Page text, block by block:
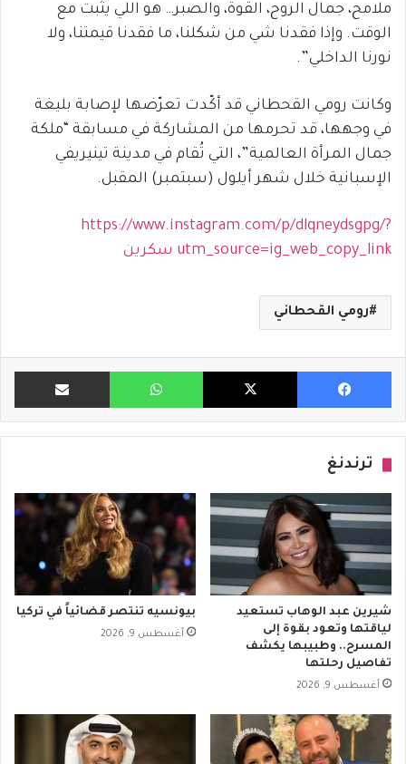
ملامح، جمال الروح، القوة، والصبر… هو اللي يثبت مع
الوقت. وإذا فقدنا شي من شكلنا، ما فقدنا قيمتنا، ولا
نورنا الداخلي”.
وكانت رومي القحطاني قد أكّدت تعرّضها لإصابة بليغة
في وجهها، قد تحرمها من المشاركة في مسابقة “ملكة
جمال المرأة العالمية”، التي تُقام في مدينة تينيريفي
الإسبانية خلال شهر أيلول (سبتمبر) المقبل.
https://www.instagram.com/p/dlqneydsgpg/?
utm_source=ig_web_copy_link سكرين
رومي القحطاني
فيسبوك X واتساب مشاركة
ترندنغ
شيرين عبد الوهاب تستعيد
لياقتها وتعود بقوة إلى
المسرح.. وطبيبها يكشف
تفاصيل رحلتها
أغسطس 9, 2026
بيونسيه تنتصر قضائياً في تركيا
أغسطس 9, 2026